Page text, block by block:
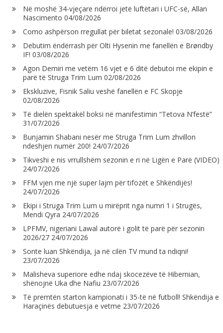
Në moshë 34-vjeçare ndërroi jetë luftëtari i UFC-së, Allan
Nascimento 04/08/2026
Como ashpërson rregullat për biletat sezonale! 03/08/2026
Debutim ëndërrash për Olti Hysenin me fanellën e Brøndby
IF! 03/08/2026
Agon Demiri me vetëm 16 vjet e 6 ditë debutoi me ekipin e
parë të Struga Trim Lum 02/08/2026
Ekskluzive, Fisnik Saliu veshë fanellën e FC Skopje
02/08/2026
Të dielën spektakël boksi në manifestimin “Tetova N’festë”
31/07/2026
Bunjamin Shabani nesër me Struga Trim Lum zhvillon
ndeshjen numër 200! 24/07/2026
Tikveshi e nis vrrullshëm sezonin e ri në Ligën e Parë (VIDEO)
24/07/2026
FFM vjen me një super lajm për tifozët e Shkëndijës!
24/07/2026
Ekipi i Struga Trim Lum u mirëprit nga numri 1 i Strugës,
Mendi Qyra 24/07/2026
LPFMV, nigeriani Lawal autorë i golit të parë për sezonin
2026/27 24/07/2026
Sonte luan Shkëndija, ja në cilën TV mund ta ndiqni!
23/07/2026
Malisheva superiore edhe ndaj skocezëve të Hibernian,
shënojnë Uka dhe Nafiu 23/07/2026
Të premtën starton kampionati i 35-të në futboll! Shkëndija e
Haraçinës debutuesja e vetme 23/07/2026